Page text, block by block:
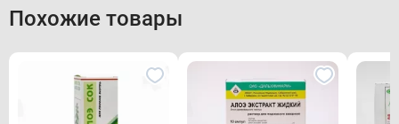
Похожие товары